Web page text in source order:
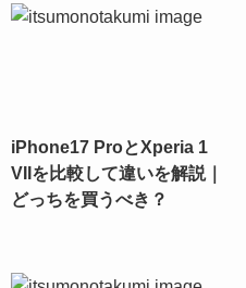
iPhone17 ProとXperia 1
VIIを比較して違いを解説｜
どっちを買うべき？